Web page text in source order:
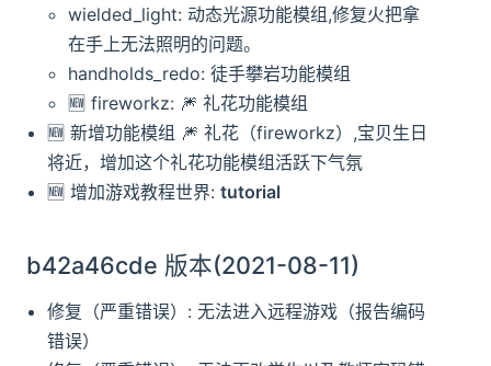
wielded_light: 动态光源功能模组,修复火把拿
在手上无法照明的问题。
handholds_redo: 徒手攀岩功能模组
🆕️️ fireworkz: 🎆️ 礼花功能模组
🆕️️ 新增功能模组 🎆️ 礼花（fireworkz）,宝贝生日
将近，增加这个礼花功能模组活跃下气氛
🆕️️ 增加游戏教程世界:tutorial
b42a46cde 版本(2021-08-11)
修复（严重错误）: 无法进入远程游戏（报告编码
错误）